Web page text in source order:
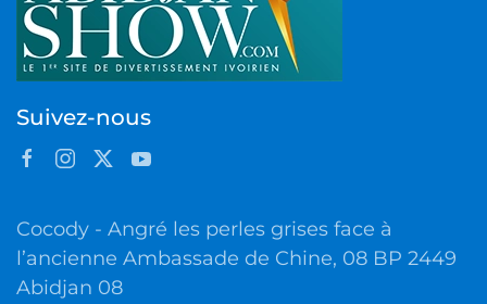
Suivez-nous
Cocody - Angré les perles grises face à
l’ancienne Ambassade de Chine, 08 BP 2449
Abidjan 08